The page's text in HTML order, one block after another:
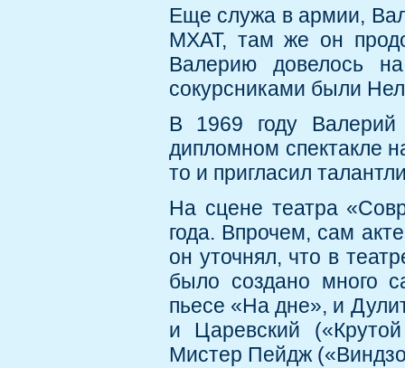
Еще служа в армии,
МХАТ, там же он
Валерию довелось
сокурсниками были
В 1969 году
дипломном спектакле
то и пригласил
На сцене театра
года. Впрочем, сам
он уточнял, что в
было создано много
пьесе «На дне», и
и Царевский
Мистер Пейдж